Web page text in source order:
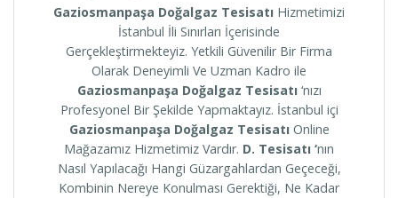
Gaziosmanpaşa Doğalgaz Tesisatı Hizmetimizi
İstanbul İli Sınırları İçerisinde
Gerçekleştirmekteyiz. Yetkili Güvenilir Bir Firma
Olarak Deneyimli Ve Uzman Kadro ile
Gaziosmanpaşa Doğalgaz Tesisatı ‘nızı
Profesyonel Bir Şekilde Yapmaktayız. İstanbul içi
Gaziosmanpaşa Doğalgaz TesisatıOnline
Mağazamız Hizmetimiz Vardır. D. Tesisatı ‘nın
Nasıl Yapılacağı Hangi Güzargahlardan Geçeceği,
Kombinin Nereye Konulması Gerektiği, Ne Kadar